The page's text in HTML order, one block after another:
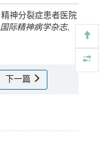
神分裂症患者医院
国际精神病学杂志,
下一篇